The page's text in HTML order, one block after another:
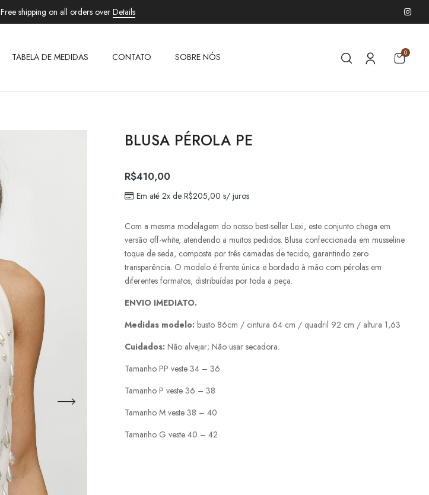
Free shipping on all orders over Details
TABELA DE MEDIDAS CONTATO SOBRE NÓS 0
BLUSA PÉROLA PE
R$410,00
Em até 2x de R$205,00 s/ juros
Com a mesma modelagem do nosso best-seller Lexi, este conjunto chega em
versão off-white, atendendo a muitos pedidos. Blusa confeccionada em musseline
toque de seda, composta por três camadas de tecido, garantindo zero
transparência. O modelo é frente única e bordado à mão com pérolas em
diferentes formatos, distribuídas por toda a peça.
ENVIO IMEDIATO.
Medidas modelo: busto 86cm / cintura 64 cm / quadril 92 cm / altura 1,63
Cuidados: Não alvejar; Não usar secadora.
Tamanho PP veste 34 – 36
Tamanho P veste 36 – 38
Tamanho M veste 38 – 40
Tamanho G veste 40 – 42